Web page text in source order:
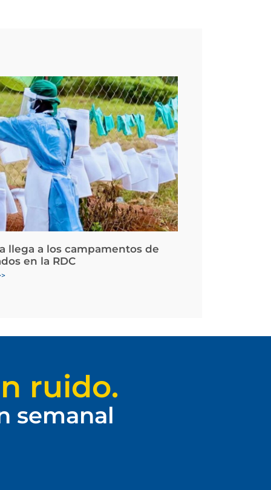
llega a los campamentos de
en la RDC
ruido.
semanal